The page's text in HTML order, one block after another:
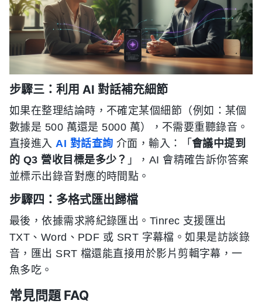
步驟三：利用 AI 對話補充細節
如果在整理結論時，不確定某個細節（例如：某個
數據是 500 萬還是 5000 萬），不需要重聽錄音。
直接進入AI 對話查詢 介面，輸入：「會議中提到
的 Q3 營收目標是多少？ 」，AI 會精確告訴你答案
並標示出錄音對應的時間點。
步驟四：多格式匯出歸檔
最後，依據需求將紀錄匯出。Tinrec 支援匯出
TXT、Word、PDF 或 SRT 字幕檔。如果是訪談錄
音，匯出 SRT 檔還能直接用於影片剪輯字幕，一
魚多吃。
常見問題 FAQ